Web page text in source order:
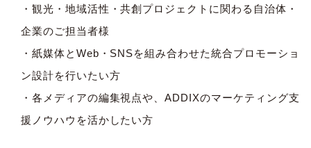
・観光・地域活性・共創プロジェクトに関わる自治体・
企業のご担当者様
・紙媒体とWeb・SNSを組み合わせた統合プロモーショ
ン設計を行いたい方
・各メディアの編集視点や、ADDIXのマーケティング支
援ノウハウを活かしたい方